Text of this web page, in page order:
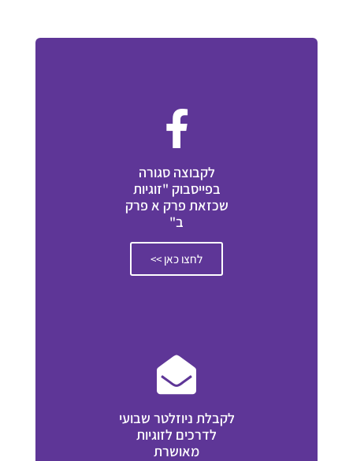
לקבוצה סגורה
בפייסבוק "זוגיות
שכזאת פרק א פרק
ב"
לחצו כאן >>
לקבלת ניוזלטר שבועי
לדרכים לזוגיות
מאושרת